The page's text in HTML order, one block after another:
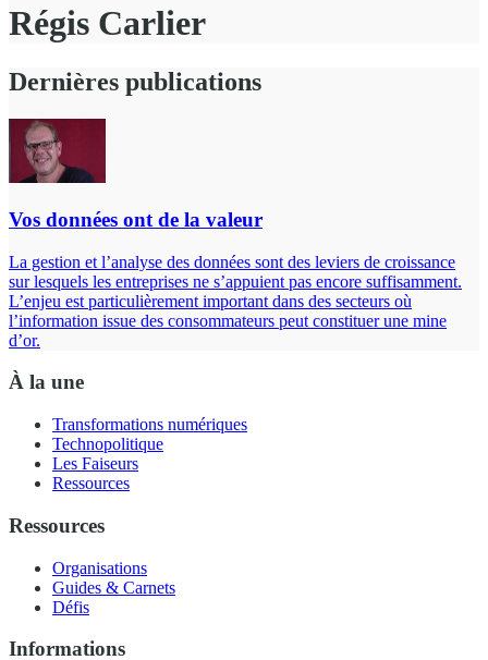
Régis Carlier
Dernières publications
Vos données ont de la valeur
La gestion et l’analyse des données sont des leviers de croissance
sur lesquels les entreprises ne s’appuient pas encore suffisamment.
L’enjeu est particulièrement important dans des secteurs où
l’information issue des consommateurs peut constituer une mine
d’or.
À la une
Transformations numériques
Technopolitique
Les Faiseurs
Ressources
Ressources
Organisations
Guides & Carnets
Défis
Informations